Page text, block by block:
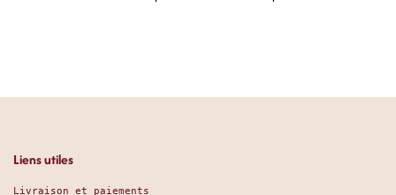
Liens utiles
Livraison et paiements